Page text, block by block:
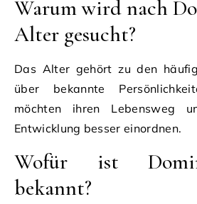
Warum wird nach
Alter gesucht?
Das Alter gehört zu den
über bekannte
möchten ihren Lebensweg
Entwicklung besser einordnen.
Wofür ist
bekannt?